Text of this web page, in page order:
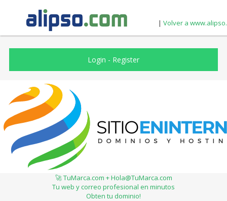
| Volver a
Login - Register
🚀 TuMarca.com + Hola@TuMarca.com
Tu web y correo profesional en minutos
Obten tu dominio!